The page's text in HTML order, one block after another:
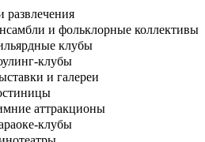
развлечения
и фольклорные коллективы
клубы
клубы
и галереи
аттракционы
клубы